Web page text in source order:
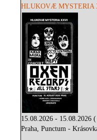
HLUKOVÆ MYSTERIA
15.08.2026 - 15.08.2026
Praha, Punctum -